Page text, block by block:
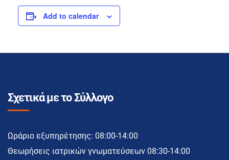
Add to calendar
Σχετικά με το Σύλλογο
Ωράριο εξυπηρέτησης: 08:00-14:00
Θεωρήσεις ιατρικών γνωματεύσεων 08:30-14:00